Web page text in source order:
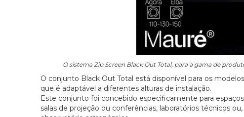
O sistema Zip Screen Black Out Total, para a gama de
O conjunto Black Out Total está disponível para os
que é adaptável a diferentes alturas de instalação.
Este conjunto foi concebido especificamente para
salas de projeção ou conferências, laboratórios técnicos